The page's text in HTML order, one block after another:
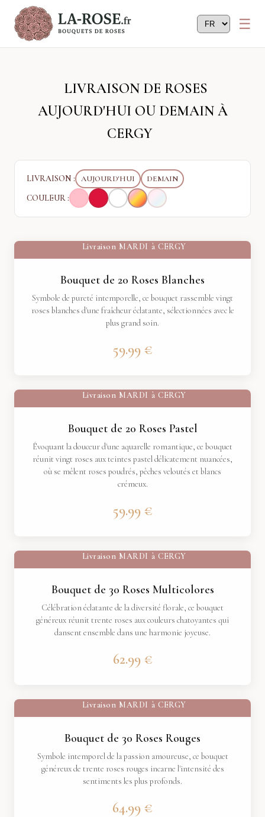
LIVRAISON DE ROSES
AUJOURD'HUI OU DEMAIN À
CERGY
LIVRAISON : AUJOURD'HUI DEMAIN
COULEUR :
Livraison MARDI à CERGY
Bouquet de 20 Roses Blanches
Symbole de pureté intemporelle, ce bouquet rassemble vingt
roses blanches d'une fraîcheur éclatante, sélectionnées avec le
plus grand soin.
59.99 €
Livraison MARDI à CERGY
Bouquet de 20 Roses Pastel
Évoquant la douceur d'une aquarelle romantique, ce bouquet
réunit vingt roses aux teintes pastel délicatement nuancées,
où se mêlent roses poudrés, pêches veloutés et blancs
crémeux.
59.99 €
Livraison MARDI à CERGY
Bouquet de 30 Roses Multicolores
Célébration éclatante de la diversité florale, ce bouquet
généreux réunit trente roses aux couleurs chatoyantes qui
dansent ensemble dans une harmonie joyeuse.
62.99 €
Livraison MARDI à CERGY
Bouquet de 30 Roses Rouges
Symbole intemporel de la passion amoureuse, ce bouquet
généreux de trente roses rouges incarne l'intensité des
sentiments les plus profonds.
64.99 €
Panneau de gestion des cookies